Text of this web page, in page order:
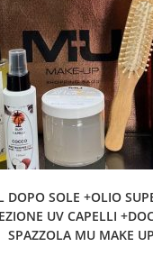
DOPO SOLE +OLIO
UV CAPELLI
SPAZZOLA MU MAKE UP